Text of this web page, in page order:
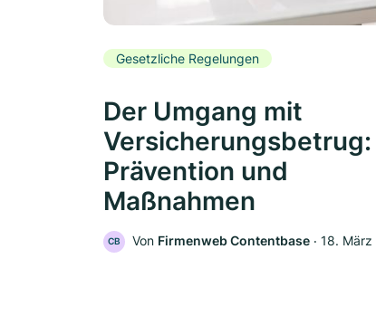
Gesetzliche Regelungen
Der Umgang mit
Versicherungsbetrug:
Prävention und
Maßnahmen
CB Von Firmenweb Contentbase ‧ 18. März